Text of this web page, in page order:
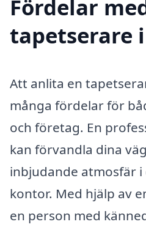
Fördelar
tapetserare
Att anlita en
många fördelar för
och företag. En
kan förvandla dina
inbjudande atmosfär
kontor. Med hjälp av
en person med